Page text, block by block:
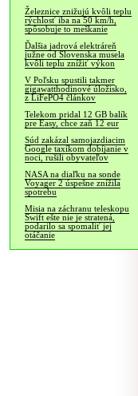
Železnice znižujú kvôli teplu
rýchlosť iba na 50 km/h,
spôsobuje to meškanie
Ďalšia jadrová elektráreň
južne od Slovenska musela
kvôli teplu znížiť výkon
V Poľsku spustili takmer
gigawatthodinové úložisko,
z LiFePO4 článkov
Telekom pridal 12 GB balík
pre Easy, chce zaň 12 eur
Súd zakázal samojazdiacim
Google taxíkom dobíjanie v
noci, rušili obyvateľov
NASA na diaľku na sonde
Voyager 2 úspešne znížila
spotrebu
Misia na záchranu teleskopu
Swift ešte nie je stratená,
podarilo sa spomaliť jej
otáčanie